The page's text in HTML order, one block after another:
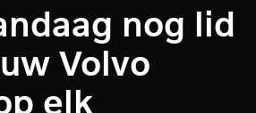
nog lid
Volvo
elk